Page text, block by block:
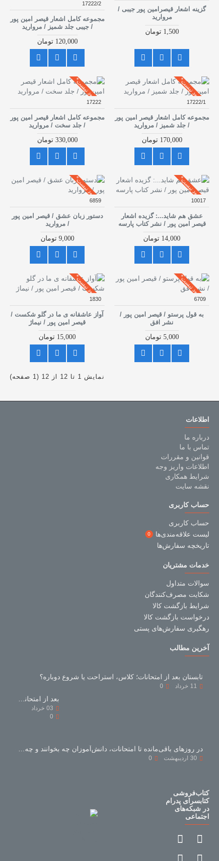
گزینه اشعار قیصرامین پور جیبی /
مروارید
1,500 تومان
17222/2
مجموعه کامل اشعار قیصر امین پور
/ جیبی جلد شمیز / مروارید
120,000 تومان
موجود نیست*
17222/1
مجموعه کامل اشعار قیصر امین پور
/ جلد شمیز / مروارید
170,000 تومان
موجود نیست*
17222
مجموعه کامل اشعار قیصر امین پور
/ جلد سخت / مروارید
330,000 تومان
موجود نیست*
10017
عشق هم شاید...: گزیده اشعار
قیصر امین پور / نشر کتاب پارسه
14,000 تومان
موجود نیست*
6859
دستور زبان عشق / قیصر امین پور
/ مروارید
9,000 تومان
موجود نیست*
6709
به قول پرستو / قیصر امین پور /
نشر افق
5,000 تومان
موجود نیست*
1830
آواز عاشقانه ی ما در گلو شکست /
قیصر امین پور / نیماژ
15,000 تومان
نمایش 1 تا 12 از 12 (1 صفحه)
اطلاعات
درباره ما
تماس با ما
قوانین و مقررات
اطلاعات واریز وجه
شرایط همکاری
نقشه سایت
حساب کاربری
حساب کاربری
لیست علاقه‌مندی‌ها
0
تاریخچه سفارش‌ها
خدمات مشتریان
سوالات متداول
شکایت مصرف‌کنندگان
شرایط بازگشت کالا
درخواست بازگشت کالا
رهگیری سفارش‌های پستی
آخرین مطالب
تابستان بعد از امتحانات؛ کلاس، استراحت یا شروع دوباره؟
11 خرداد 0
03 خرداد
0
30 اردیبهشت 0
کتاب‌فروشی
کتابسرای پدرام
در شبکه‌های
اجتماعی